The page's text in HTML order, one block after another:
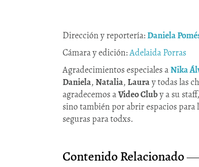
Dirección y reportería:Daniela
Cámara y edición:Adelaida Porras
Agradecimientos especiales aNika
Daniela, Natalia, Lauray todas las
agradecemos aVideo Cluby a su
sino también por abrir espacios
seguras para todxs.
Contenido Relacionado